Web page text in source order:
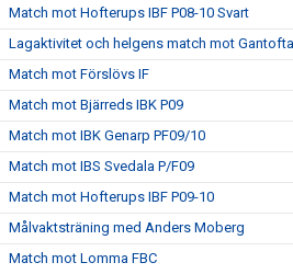
Match mot Hofterups IBF P08-10 Svart
Lagaktivitet och helgens match mot Gantofta
Match mot Förslövs IF
Match mot Bjärreds IBK P09
Match mot IBK Genarp PF09/10
Match mot IBS Svedala P/F09
Match mot Hofterups IBF P09-10
Målvaktsträning med Anders Moberg
Match mot Lomma FBC